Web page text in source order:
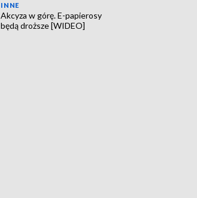
INNE
Akcyza w górę. E-papierosy
będą droższe [WIDEO]